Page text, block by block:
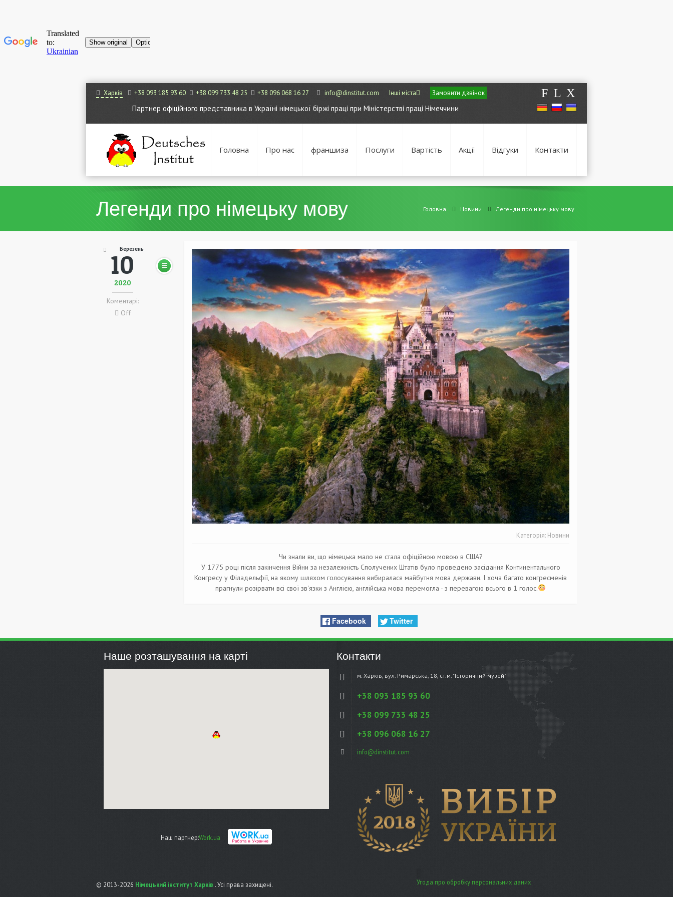
F L X
Харків +38 093 185 93 60 +38 099 733 48 25 +38 096 068 16 27 info@dinstitut.com Інші міста Замовити дзвінок
Партнер офіційного представника в Україні німецької біржі праці при Міністерстві праці Німеччини
Головна Про нас франшиза Послуги Вартість Акції Відгуки Контакти
Легенди про німецьку мову Головна Новини Легенди про німецьку мову
10
Березень
2020
Коментарі:
Off
Категорія: Новини
Чи знали ви, що німецька мало не стала офіційною мовою в США?
У 1775 році після закінчення Війни за незалежність Сполучених Штатів було проведено засідання Континентального
Конгресу у Філадельфії, на якому шляхом голосування вибиралася майбутня мова держави. І хоча багато конгресменів
прагнули розірвати всі свої зв'язки з Англією, англійська мова перемогла - з перевагою всього в 1 голос.
Facebook Twitter
Наше розташування на карті
Наш партнер:Work.ua
Контакти
м. Харків, вул. Римарська, 18, ст.м. "Історичний музей"
+38 093 185 93 60
+38 099 733 48 25
+38 096 068 16 27
info@dinstitut.com
© 2013-2026 Німецький інститут Харків . Усі права захищені. Угода про обробку персональних даних